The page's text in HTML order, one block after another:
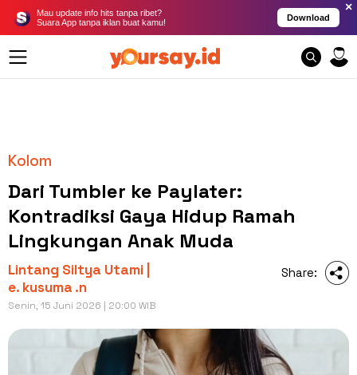
Mau update info hits tanpa ribet?
Suara App tanpa iklan buat kamu!
Download
×
Kolom
Dari Tumbler ke Paylater:
Kontradiksi Gaya Hidup Ramah
Lingkungan Anak Muda
Lintang Siltya Utami |
e. kusuma .n
Senin, 15 Juni 2026 | 20:00 WIB
Share: